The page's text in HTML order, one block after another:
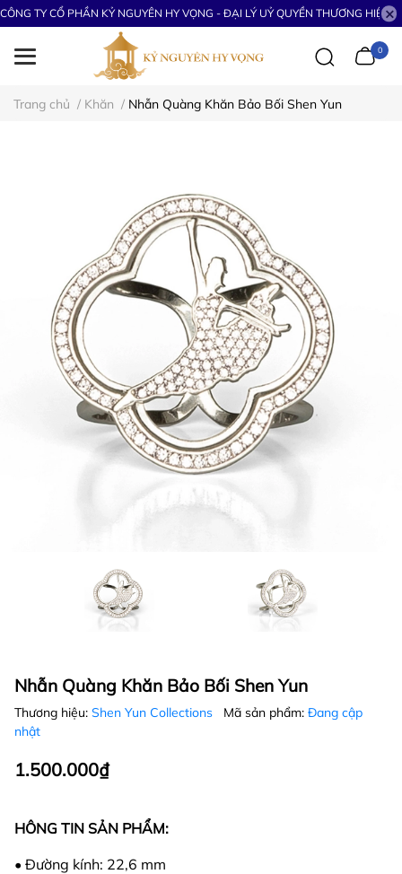
CÔNG TY CỔ PHẦN KỶ NGUYÊN HY VỌNG - ĐẠI LÝ UỶ QUYỀN THƯƠNG HIỆU
0
Trang chủ / Khăn / Nhẫn Quàng Khăn Bảo Bối Shen Yun
Nhẫn Quàng Khăn Bảo Bối Shen Yun
Thương hiệu: Shen Yun Collections Mã sản phẩm: Đang cập
nhật
1.500.000₫
HÔNG TIN SẢN PHẨM:
• Đường kính: 22,6 mm